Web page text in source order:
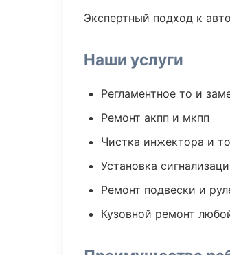
Экспертный подход к
Наши услуги
Регламентное то и
Ремонт акпп и мкпп
Чистка инжектора и
Установка
Ремонт подвески и
Кузовной ремонт